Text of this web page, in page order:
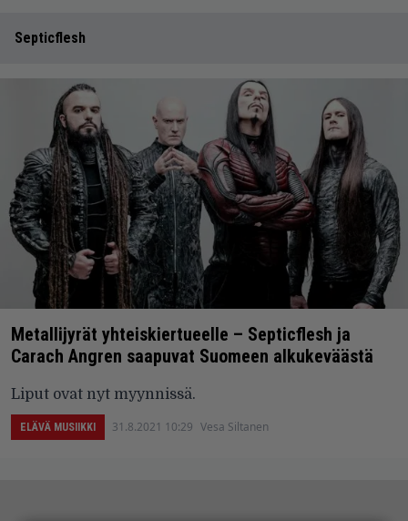
Septicflesh
Metallijyrät yhteiskiertueelle – Septicflesh ja
Carach Angren saapuvat Suomeen alkukeväästä
Liput ovat nyt myynnissä.
ELÄVÄ MUSIIKKI 31.8.2021 10:29 Vesa Siltanen